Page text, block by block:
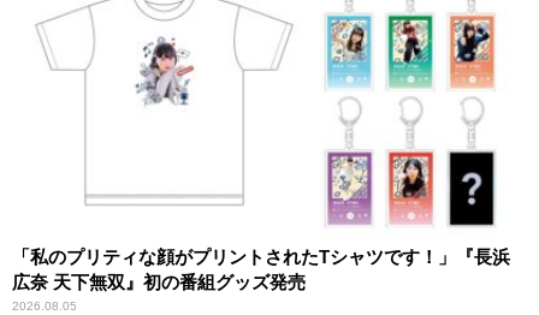
「私のプリティな顔がプリントされたTシャツです！」『長浜
広奈 天下無双』初の番組グッズ発売
2026.08.05